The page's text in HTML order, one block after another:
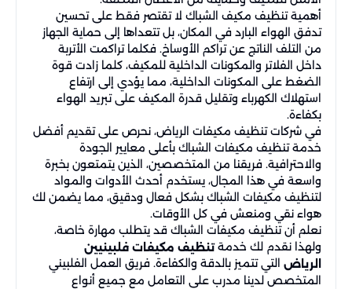
أهمية تنظيف مكيف الشباك لا تقتصر فقط على تحسين
تدفق الهواء البارد في المكان، بل تتعداها إلى حماية الجهاز
من التلف الناتج عن تراكم الأوساخ. فكلما تراكمت الأتربة
داخل الفلاتر والمكونات الداخلية للمكيف، كلما زادت قوة
الضغط على المكونات الداخلية، مما يؤدي إلى ارتفاع
استهلاك الكهرباء وتقليل قدرة المكيف على تبريد الهواء
بكفاءة.
في شركات تنظيف مكيفات الرياض، نحرص على تقديم أفضل
خدمة تنظيف مكيفات الشباك بأعلى معايير الجودة
والاحترافية. فريقنا من المتخصصين، الذين يتمتعون بخبرة
واسعة في هذا المجال، يستخدم أحدث الأدوات والمواد
لتنظيف مكيفات الشباك بشكل فعال ودقيق، مما يضمن لك
هواء نقي ومنعش في كل الأوقات.
نعلم أن تنظيف مكيفات الشباك قد يتطلب مهارة خاصة،
ولهذا نقدم لك خدمةتنظيف مكيفات فلبينيين
الرياض التي تتميز بالدقة والكفاءة. فريق العمل الفلبيني
المتخصص لدينا مدرب على التعامل مع جميع أنواع